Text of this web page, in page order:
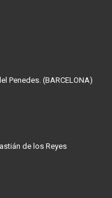
Penedes. (BARCELONA)
de los Reyes